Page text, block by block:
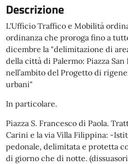
Descrizione
L'Ufficio Traffico e Mobilità
ordinanza che proroga fino a
dicembre la "delimitazione di
della città di Palermo: Piazza San
nell’ambito del Progetto di
urbani"
In particolare.
Piazza S. Francesco di Paola.
Carini e la via Villa Filippina: -
pedonale, delimitata e protetta
di giorno che di notte.